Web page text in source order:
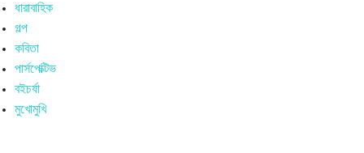
ধারাবাহিক
গল্প
কবিতা
পার্সপেক্টিভ
বইচর্যা
মুখোমুখি